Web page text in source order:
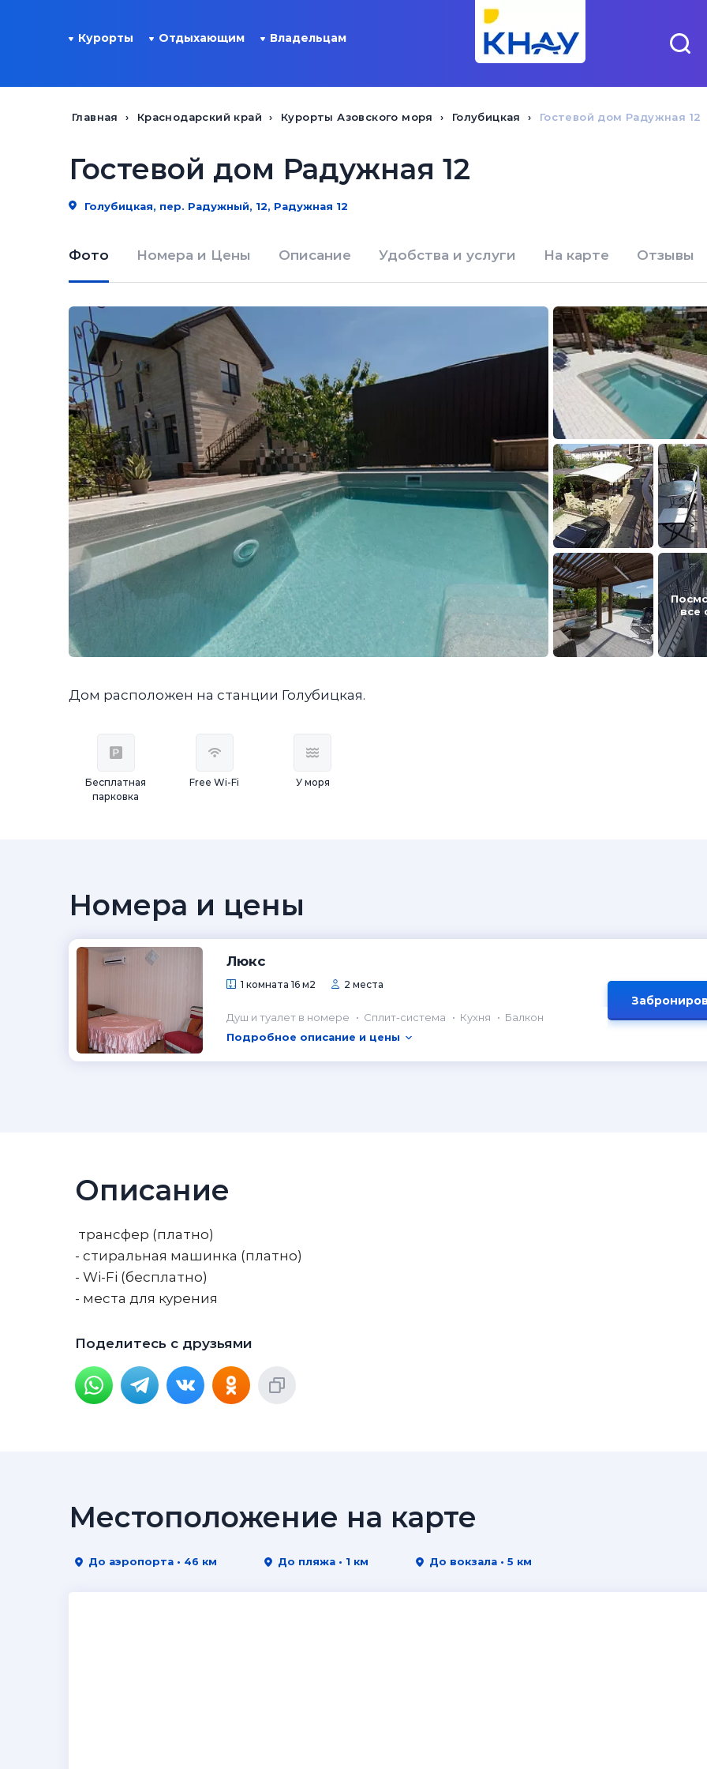
Курорты Отдыхающим Владельцам
Главная Краснодарский край Курорты Азовского моря Голубицкая Гостевой дом Радужная 12
Гостевой дом Радужная 12
Голубицкая, пер. Радужный, 12, Радужная 12
Фото Номера и Цены Описание Удобства и услуги На карте Отзывы
все
Дом расположен на станции Голубицкая.
Бесплатная
парковка
Free Wi-Fi У моря
Номера и цены
Люкс
1 комната 16 м2 2 места
Душ и туалет в номере Сплит-система Кухня
Балкон
Подробное описание и цены
Описание
трансфер (платно)
- стиральная машинка (платно)
- Wi-Fi (бесплатно)
- места для курения
Поделитесь с друзьями
Местоположение на карте
До аэропорта • 46 км До пляжа • 1 км До вокзала • 5 км